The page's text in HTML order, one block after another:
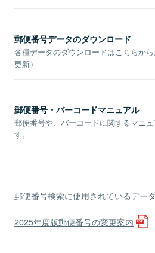
郵便番号データのダウンロード
各種データのダウンロードはこちらか
更新）
郵便番号・バーコードマニュアル
郵便番号や、バーコードに関するマニ
す。
郵便番号検索に使用されているデー
2025年度版郵便番号の変更案内